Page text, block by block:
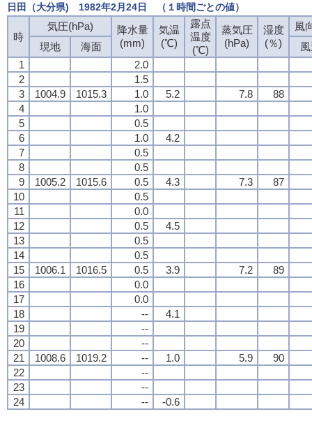
日田（大分県) 1982年2月24日 （１時間ごとの値）
時
気圧(hPa)
降水量
(mm)
気温
(℃)
露点
温度
(℃)
蒸気圧
(hPa)
湿度
(％)
風
現地
海面
1
2.0
2
1.5
3
1004.9 1015.3 1.0 5.2 7.8
88
4
1.0
5
0.5
6
1.0
4.2
7
0.5
8
0.5
9
1005.2 1015.6 0.5 4.3 7.3
87
10
0.5
11
0.0
12
0.5
4.5
13
0.5
14
0.5
15
1006.1 1016.5 0.5 3.9 7.2
89
16
0.0
17
0.0
18
--
4.1
19
--
20
--
21
1008.6 1019.2 -- 1.0 5.9
90
22
--
23
--
24
-- -0.6